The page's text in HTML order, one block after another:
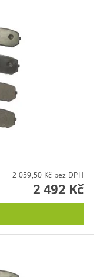
2 059,50 Kč bez DPH
2 492 Kč